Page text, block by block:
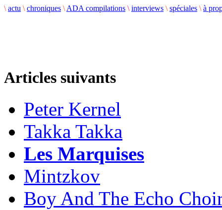
\ actu \ chroniques \ ADA compilations \ interviews \ spéciales \ à
Articles suivants
Peter Kernel
Takka Takka
Les Marquises
Mintzkov
Boy And The Echo